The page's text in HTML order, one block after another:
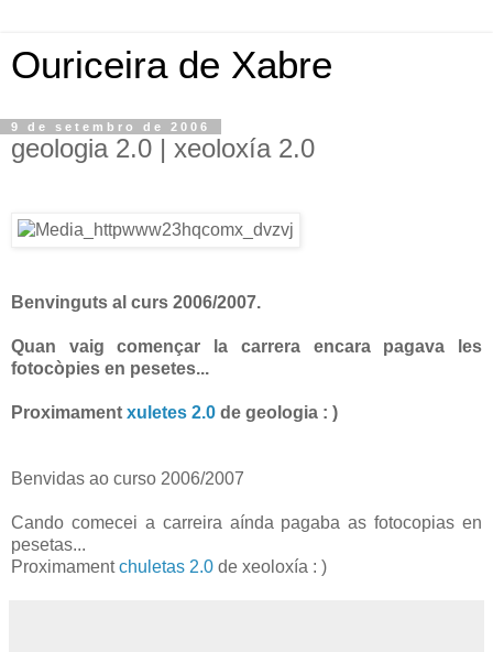
Ouriceira de Xabre
9 de setembro de 2006
geologia 2.0 | xeoloxía 2.0
Benvinguts al curs 2006/2007.
Quan vaig començar la carrera encara pagava les
fotocòpies en pesetes...
Proximament xuletes 2.0 de geologia : )
Benvidas ao curso 2006/2007
Cando comecei a carreira aínda pagaba as fotocopias en
pesetas...
Proximamentchuletas 2.0 de xeoloxía : )